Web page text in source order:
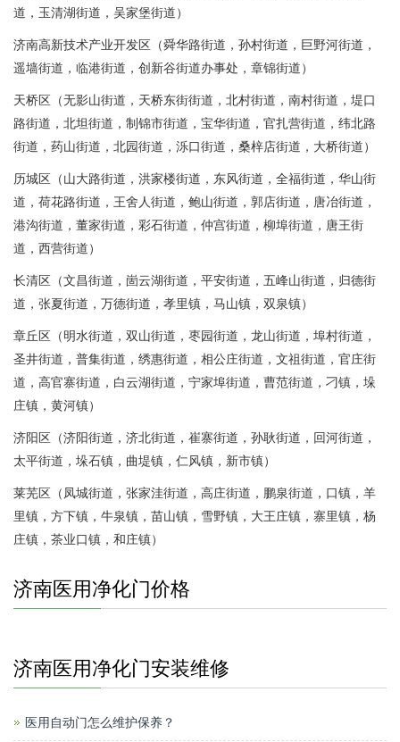
道，玉清湖街道，吴家堡街道）
济南高新技术产业开发区（舜华路街道，孙村街道，巨野河街道，
遥墙街道，临港街道，创新谷街道办事处，章锦街道）
天桥区（无影山街道，天桥东街街道，北村街道，南村街道，堤口
路街道，北坦街道，制锦市街道，宝华街道，官扎营街道，纬北路
街道，药山街道，北园街道，泺口街道，桑梓店街道，大桥街道）
历城区（山大路街道，洪家楼街道，东风街道，全福街道，华山街
道，荷花路街道，王舍人街道，鲍山街道，郭店街道，唐冶街道，
港沟街道，董家街道，彩石街道，仲宫街道，柳埠街道，唐王街
道，西营街道）
长清区（文昌街道，崮云湖街道，平安街道，五峰山街道，归德街
道，张夏街道，万德街道，孝里镇，马山镇，双泉镇）
章丘区（明水街道，双山街道，枣园街道，龙山街道，埠村街道，
圣井街道，普集街道，绣惠街道，相公庄街道，文祖街道，官庄街
道，高官寨街道，白云湖街道，宁家埠街道，曹范街道，刁镇，垛
庄镇，黄河镇）
济阳区（济阳街道，济北街道，崔寨街道，孙耿街道，回河街道，
太平街道，垛石镇，曲堤镇，仁风镇，新市镇）
莱芜区（凤城街道，张家洼街道，高庄街道，鹏泉街道，口镇，羊
里镇，方下镇，牛泉镇，苗山镇，雪野镇，大王庄镇，寨里镇，杨
庄镇，茶业口镇，和庄镇）
济南医用净化门价格
济南医用净化门安装维修
医用自动门怎么维护保养？